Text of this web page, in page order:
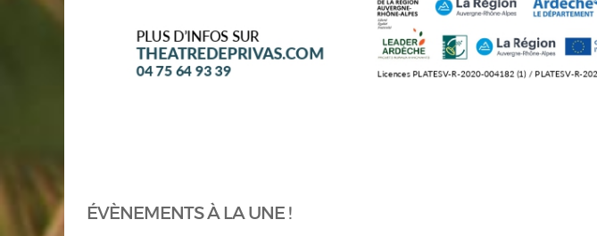
ÉVÈNEMENTS À LA UNE !